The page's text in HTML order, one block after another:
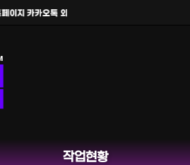
카카오톡 외 다른 채팅은 운영하지 않습니다.
작업현황